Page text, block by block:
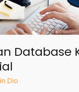
Database
Dio